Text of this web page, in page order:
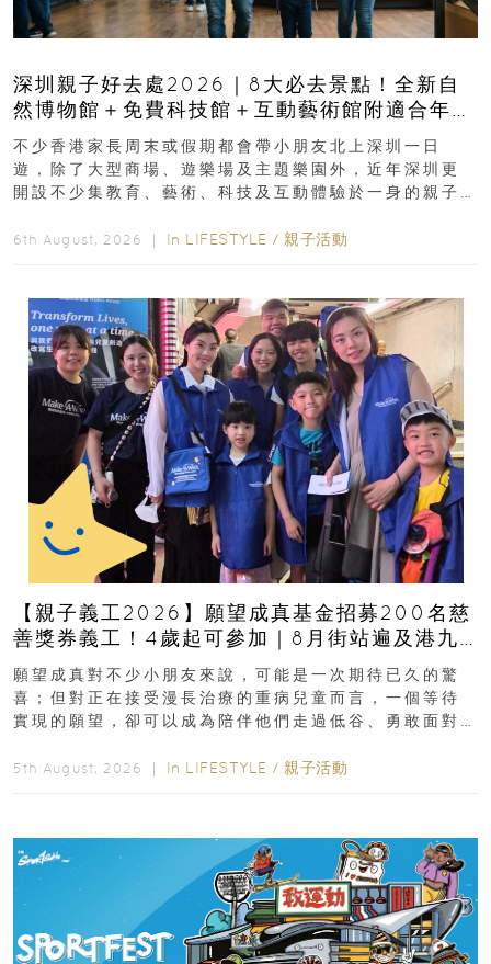
深圳親子好去處2026｜8大必去景點！全新自
然博物館＋免費科技館＋互動藝術館附適合年
齡、交通、門票、開放時間
不少香港家長周末或假期都會帶小朋友北上深圳一日
遊，除了大型商場、遊樂場及主題樂園外，近年深圳更
開設不少集教育、藝術、科技及互動體驗於一身的親子
6th August, 2026 ｜ In LIFESTYLE / 親子活動
【親子義工2026】願望成真基金招募200名慈
善獎券義工！4歲起可參加｜8月街站遍及港九
新界
願望成真對不少小朋友來說，可能是一次期待已久的驚
喜；但對正在接受漫長治療的重病兒童而言，一個等待
實現的願望，卻可以成為陪伴他們走過低谷、勇敢面對
5th August, 2026 ｜ In LIFESTYLE / 親子活動